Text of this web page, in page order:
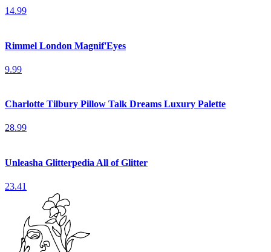
14.99
Rimmel London Magnif'Eyes
9.99
Charlotte Tilbury Pillow Talk Dreams Luxury Palette
28.99
Unleasha Glitterpedia All of Glitter
23.41